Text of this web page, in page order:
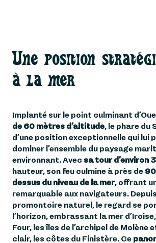
Une position
à la mer
Implanté sur le point culminant
de 60 mètres d’altitude, le phare du
d’une position exceptionnelle qui lui
dominer l’ensemble du paysage
environnant. Avec sa tour d’environ
hauteur, son feu culmine à près de
dessus du niveau de la mer, offrant
remarquable aux navigateurs.
promontoire naturel, le regard se
l’horizon, embrassant la mer
Four, les îles de l’archipel de Molène
clair, les côtes du Finistère. Ce